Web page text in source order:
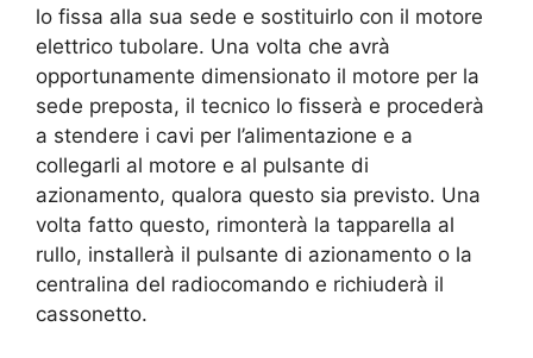
lo fissa alla sua sede e sostituirlo con il motore
elettrico tubolare. Una volta che avrà
opportunamente dimensionato il motore per la
sede preposta, il tecnico lo fisserà e procederà
a stendere i cavi per l’alimentazione e a
collegarli al motore e al pulsante di
azionamento, qualora questo sia previsto. Una
volta fatto questo, rimonterà la tapparella al
rullo, installerà il pulsante di azionamento o la
centralina del radiocomando e richiuderà il
cassonetto.